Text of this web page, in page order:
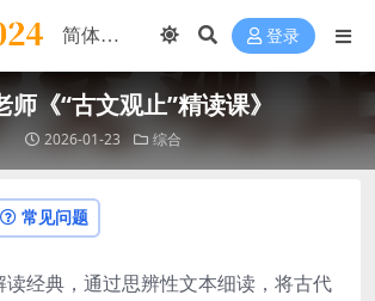
登录
师《“古文观止”精读课》
2026-01-23 综合
常见问题
读经典，通过思辨性文本细读，将古代